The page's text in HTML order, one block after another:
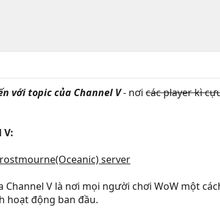
với topic của Channel V- nơi các player kì
V:
server
Channel V là nơi mọi người chơi WoW một
hoạt động ban đầu.